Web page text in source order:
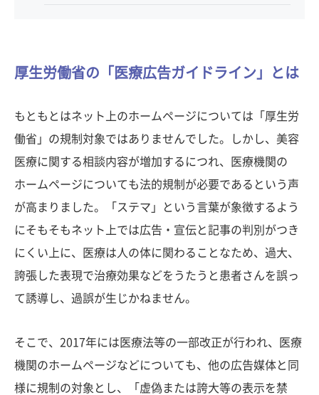
厚生労働省の「医療広告ガイドライン」とは
もともとはネット上のホームページについては「厚生労
働省」の規制対象ではありませんでした。しかし、美容
医療に関する相談内容が増加するにつれ、医療機関の
ホームページについても法的規制が必要であるという声
が高まりました。「ステマ」という言葉が象徴するよう
にそもそもネット上では広告・宣伝と記事の判別がつき
にくい上に、医療は人の体に関わることなため、過大、
誇張した表現で治療効果などをうたうと患者さんを誤っ
て誘導し、過誤が生じかねません。
そこで、2017年には医療法等の一部改正が行われ、医療
機関のホームページなどについても、他の広告媒体と同
様に規制の対象とし、「虚偽または誇大等の表示を禁